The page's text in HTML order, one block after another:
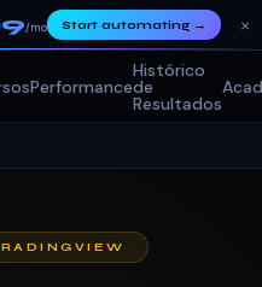
/mo Start automating→ ×
Performance
Histórico
de
Resultados